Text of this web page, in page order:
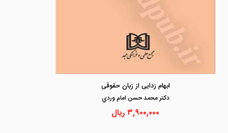
ابهام زدایی از زبان حقوقی
دكتر محمد حسن امام وردي
۳,۹۰۰,۰۰۰ریال